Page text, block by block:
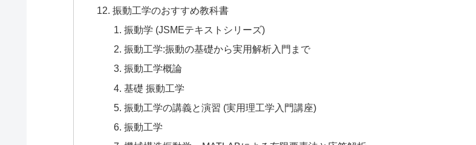
振動工学のおすすめ教科書
振動学 (JSMEテキストシリーズ)
振動工学:振動の基礎から実用解析入門まで
振動工学概論
基礎 振動工学
振動工学の講義と演習 (実用理工学入門講座)
振動工学